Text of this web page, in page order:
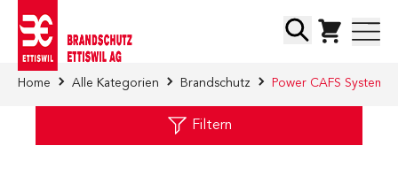
Suche
Home Alle Kategorien Brandschutz Power CAFS Systeme
Filtern